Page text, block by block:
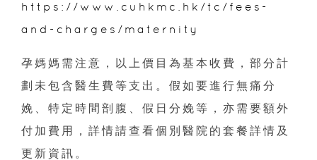
https://www.cuhkmc.hk/tc/fees-
and-charges/maternity
孕媽媽需注意，以上價目為基本收費，部分計
劃未包含醫生費等支出。假如要進行無痛分
娩、特定時間剖腹、假日分娩等，亦需要額外
付加費用，詳情請查看個別醫院的套餐詳情及
更新資訊。